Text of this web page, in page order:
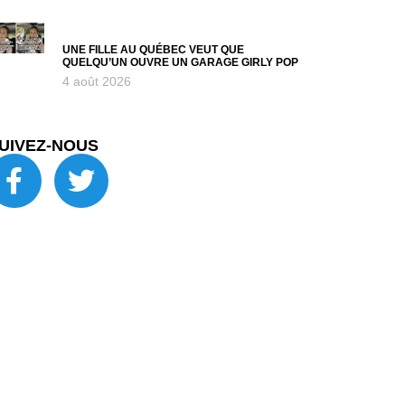
UNE FILLE AU QUÉBEC VEUT QUE
QUELQU’UN OUVRE UN GARAGE GIRLY POP
4 août 2026
NOUS